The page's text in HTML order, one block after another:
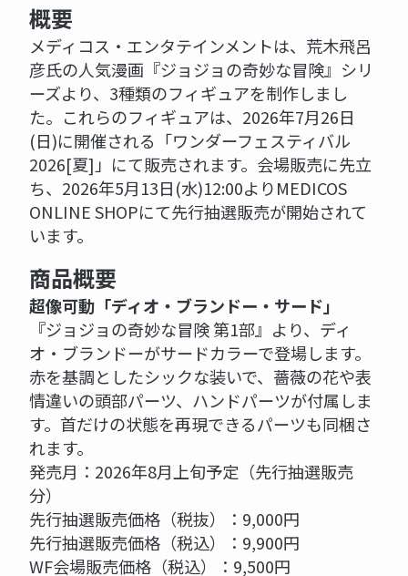
概要
メディコス・エンタテインメントは、荒木飛呂
彦氏の人気漫画『ジョジョの奇妙な冒険』シリ
ーズより、3種類のフィギュアを制作しまし
た。これらのフィギュアは、2026年7月26日
(日)に開催される「ワンダーフェスティバル
2026[夏]」にて販売されます。会場販売に先立
ち、2026年5月13日(水)12:00よりMEDICOS
ONLINE SHOPにて先行抽選販売が開始されて
います。
商品概要
超像可動「ディオ・ブランドー・サード」
『ジョジョの奇妙な冒険 第1部』より、ディ
オ・ブランドーがサードカラーで登場します。
赤を基調としたシックな装いで、薔薇の花や表
情違いの頭部パーツ、ハンドパーツが付属しま
す。首だけの状態を再現できるパーツも同梱さ
れます。
発売月：2026年8月上旬予定（先行抽選販売
分）
先行抽選販売価格（税抜）：9,000円
先行抽選販売価格（税込）：9,900円
WF会場販売価格（税込）：9,500円